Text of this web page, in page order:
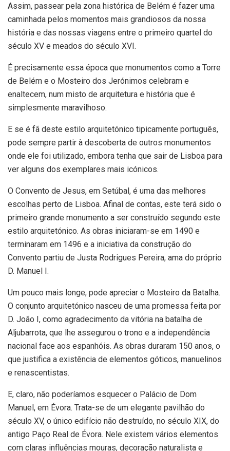
Assim, passear pela zona histórica de Belém é fazer uma
caminhada pelos momentos mais grandiosos da nossa
história e das nossas viagens entre o primeiro quartel do
século XV e meados do século XVI.
É precisamente essa época que monumentos como a Torre
de Belém e o Mosteiro dos Jerónimos celebram e
enaltecem, num misto de arquitetura e história que é
simplesmente maravilhoso.
E se é fã deste estilo arquitetónico tipicamente português,
pode sempre partir à descoberta de outros monumentos
onde ele foi utilizado, embora tenha que sair de Lisboa para
ver alguns dos exemplares mais icónicos.
O Convento de Jesus, em Setúbal, é uma das melhores
escolhas perto de Lisboa. Afinal de contas, este terá sido o
primeiro grande monumento a ser construído segundo este
estilo arquitetónico. As obras iniciaram-se em 1490 e
terminaram em 1496 e a iniciativa da construção do
Convento partiu de Justa Rodrigues Pereira, ama do próprio
D. Manuel I.
Um pouco mais longe, pode apreciar o Mosteiro da Batalha.
O conjunto arquitetónico nasceu de uma promessa feita por
D. João I, como agradecimento da vitória na batalha de
Aljubarrota, que lhe assegurou o trono e a independência
nacional face aos espanhóis. As obras duraram 150 anos, o
que justifica a existência de elementos góticos, manuelinos
e renascentistas.
E, claro, não poderíamos esquecer o Palácio de Dom
Manuel, em Évora. Trata-se de um elegante pavilhão do
século XV, o único edifício não destruído, no século XIX, do
antigo Paço Real de Évora. Nele existem vários elementos
com claras influências mouras, decoração naturalista e